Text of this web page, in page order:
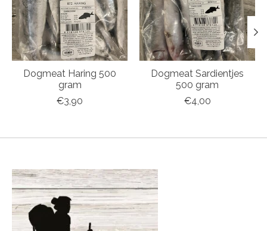
Dogmeat Haring 500
gram
€3,90
Dogmeat Sardientjes
500 gram
€4,00